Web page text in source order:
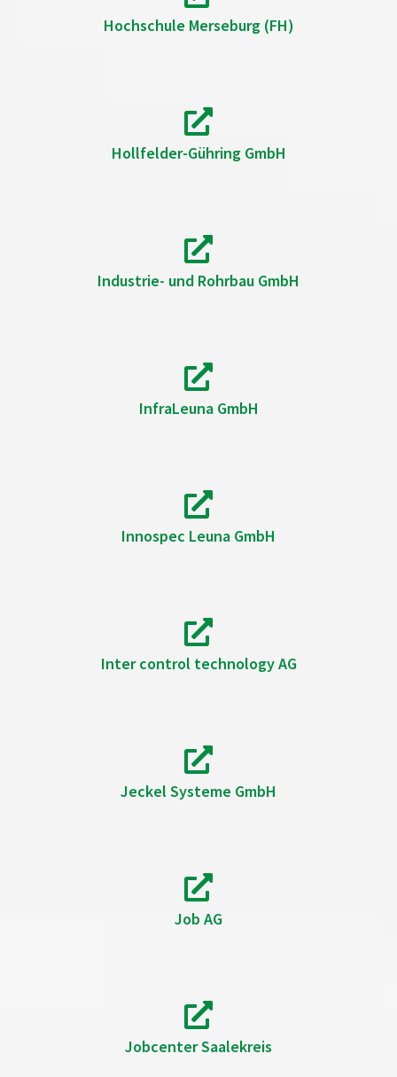
Hochschule Merseburg (FH)
Hollfelder-Gühring GmbH
Industrie- und Rohrbau GmbH
InfraLeuna GmbH
Innospec Leuna GmbH
Inter control technology AG
Jeckel Systeme GmbH
Job AG
Jobcenter Saalekreis